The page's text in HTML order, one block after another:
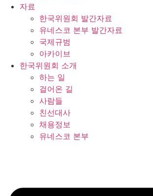
자료
한국위원회 발간자료
유네스코 본부 발간자료
국제규범
아카이브
한국위원회 소개
하는 일
걸어온 길
사람들
친선대사
채용정보
유네스코 본부